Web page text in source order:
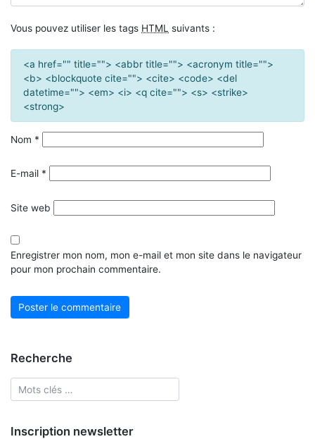
Vous pouvez utiliser les tags HTML suivants :
<a href="" title=""> <abbr title=""> <acronym title="">
<b> <blockquote cite=""> <cite> <code> <del
datetime=""> <em> <i> <q cite=""> <s> <strike>
<strong>
Nom *
E-mail *
Site web
Enregistrer mon nom, mon e-mail et mon site dans le navigateur
pour mon prochain commentaire.
Recherche
Inscription newsletter